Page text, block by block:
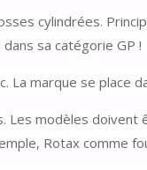
cylindrées.
sa catégorie GP !
La marque se place
modèles
Rotax comme